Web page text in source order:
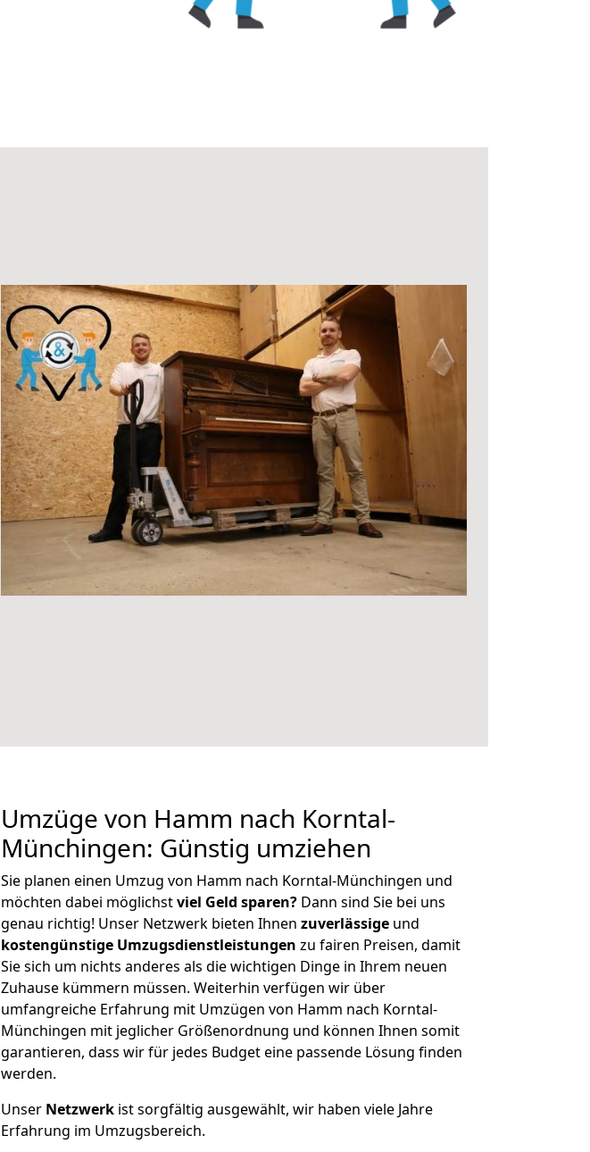
Umzüge von Hamm nach Korntal-
Münchingen: Günstig umziehen
Sie planen einen Umzug von Hamm nach Korntal-Münchingen und
möchten dabei möglichstviel Geld sparen? Dann sind Sie bei uns
genau richtig! Unser Netzwerk bieten Ihnen zuverlässige und
kostengünstige Umzugsdienstleistungen zu fairen Preisen, damit
Sie sich um nichts anderes als die wichtigen Dinge in Ihrem neuen
Zuhause kümmern müssen. Weiterhin verfügen wir über
umfangreiche Erfahrung mit Umzügen von Hamm nach Korntal-
Münchingen mit jeglicher Größenordnung und können Ihnen somit
garantieren, dass wir für jedes Budget eine passende Lösung finden
werden.
Unser Netzwerk ist sorgfältig ausgewählt, wir haben viele Jahre
Erfahrung im Umzugsbereich.